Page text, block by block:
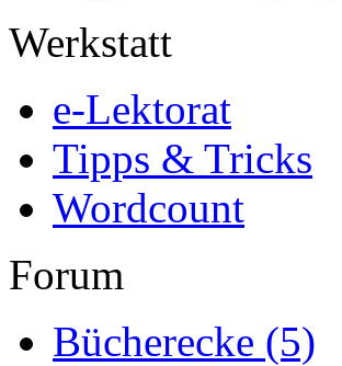
Werkstatt
e-Lektorat
Tipps & Tricks
Wordcount
Forum
Bücherecke (5)